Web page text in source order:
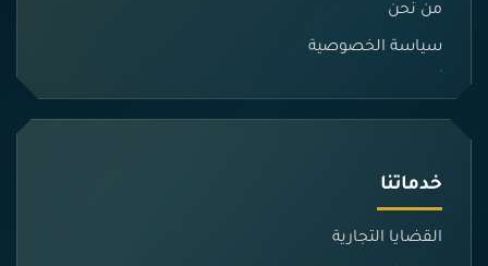
من نحن
سياسة الخصوصية
خدماتنا
القضايا التجارية